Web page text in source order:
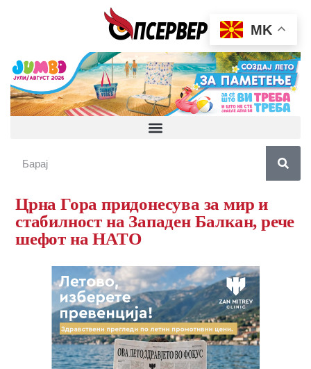
Црна Гора придонесува за мир и
стабилност на Западен Балкан, рече
шефот на НАТО
MK